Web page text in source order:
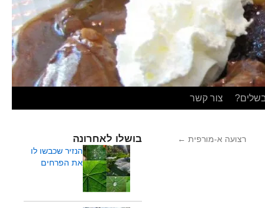
צור קשר
רצועה א-מורפית ← בושלו לאחרונה
הנזיר שכבשו לו
את הפרחים